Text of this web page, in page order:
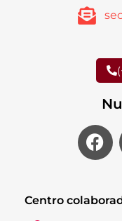
Centro